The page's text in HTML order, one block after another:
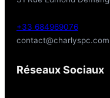
+33 684969076
contact@charlyspc.com
Réseaux Sociaux